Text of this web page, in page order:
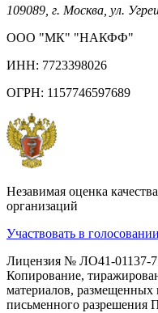
109089, г. Москва, ул.
ООО "МК" "НАКФФ"
ИНН: 7723398026
ОГРН: 1157746597689
Незавимая оценка
организаций
Участвовать в голосовании
Лицензия № ЛО41-01137-
Копирование,
материалов, размещенных
письменного разрешения